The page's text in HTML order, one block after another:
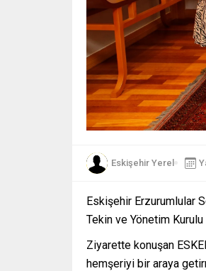
Eskişehir Yerel
Eskişehir Erzurumlular
Tekin ve Yönetim
Ziyarette konuşan
hemşeriyi bir araya